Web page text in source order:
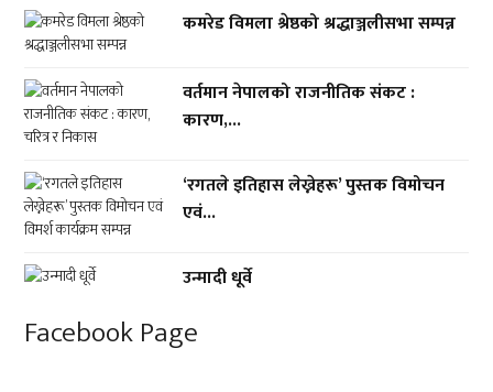
कमरेड विमला श्रेष्ठको श्रद्धाञ्जलीसभा सम्पन्न
वर्तमान नेपालको राजनीतिक संकट :
कारण,...
‘रगतले इतिहास लेख्नेहरू’ पुस्तक विमोचन
एवं...
उन्मादी धूर्वे
Facebook Page